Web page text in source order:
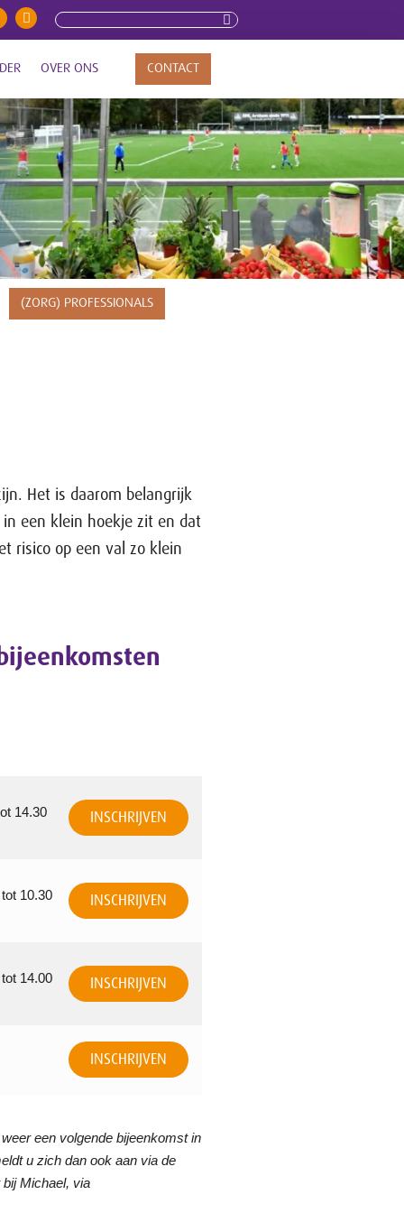
OVER ONS CONTACT
(ZORG) PROFESSIONALS
Het is daarom belangrijk
een klein hoekje zit en dat
risico op een val zo klein
14.30 INSCHRIJVEN
10.30 INSCHRIJVEN
14.00 INSCHRIJVEN
INSCHRIJVEN
een volgende bijeenkomst in
u zich dan ook aan via de
Michael, via